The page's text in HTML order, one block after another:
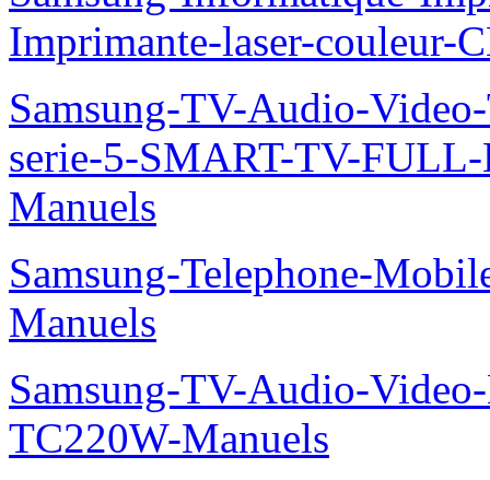
Imprimante-laser-couleur-
Samsung-TV-Audio-
serie-5-SMART-TV-
Manuels
Samsung-Telephone-
Manuels
Samsung-TV-Audio-
TC220W-Manuels